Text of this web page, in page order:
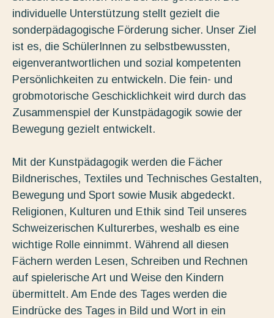
individuelle Unterstützung stellt gezielt die
sonderpädagogische Förderung sicher. Unser Ziel
ist es, die SchülerInnen zu selbstbewussten,
eigenverantwortlichen und sozial kompetenten
Persönlichkeiten zu entwickeln. Die fein- und
grobmotorische Geschicklichkeit wird durch das
Zusammenspiel der Kunstpädagogik sowie der
Bewegung gezielt entwickelt.
Mit der Kunstpädagogik werden die Fächer
Bildnerisches, Textiles und Technisches Gestalten,
Bewegung und Sport sowie Musik abgedeckt.
Religionen, Kulturen und Ethik sind Teil unseres
Schweizerischen Kulturerbes, weshalb es eine
wichtige Rolle einnimmt. Während all diesen
Fächern werden Lesen, Schreiben und Rechnen
auf spielerische Art und Weise den Kindern
übermittelt. Am Ende des Tages werden die
Eindrücke des Tages in Bild und Wort in ein